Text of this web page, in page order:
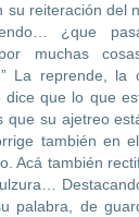
su reiteración del
¿que
muchas
La reprende,
dice que lo que
que su ajetreo
también en
Acá también
palabra, de